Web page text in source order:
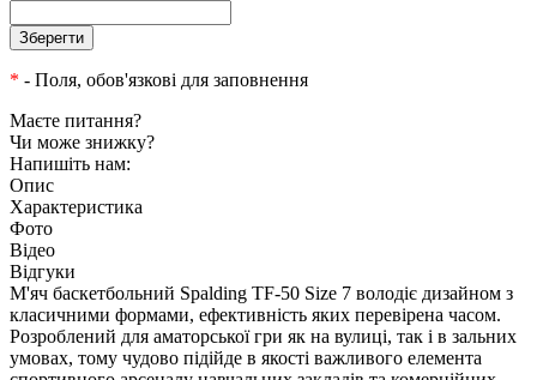
* - Поля, обов'язкові для заповнення
Маєте питання?
Чи може знижку?
Напишіть нам:
Опис
Характеристика
Фото
Відео
Відгуки
М'яч баскетбольний Spalding TF-50 Size 7 володіє дизайном з
класичними формами, ефективність яких перевірена часом.
Розроблений для аматорської гри як на вулиці, так і в зальних
умовах, тому чудово підійде в якості важливого елемента